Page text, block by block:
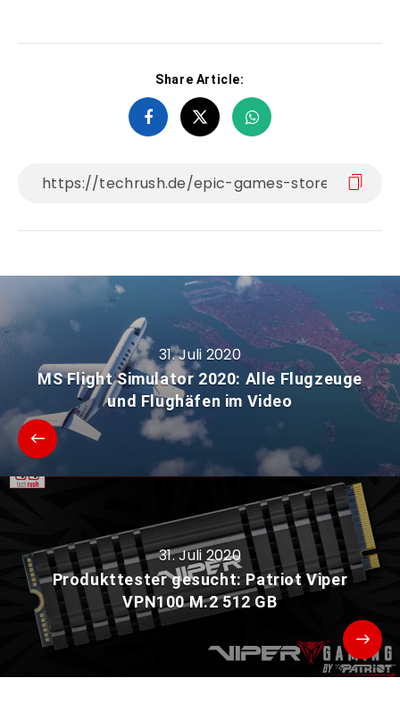
Share Article:
31. Juli 2020
MS Flight Simulator 2020: Alle Flugzeuge
und Flughäfen im Video
31. Juli 2020
Produkttester gesucht: Patriot Viper
VPN100 M.2 512 GB